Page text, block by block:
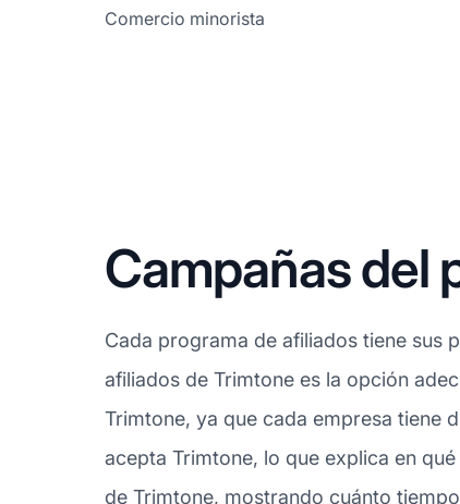
Comercio minorista
Campañas del
Cada programa de afiliados tiene sus
afiliados de Trimtone es la opción
Trimtone, ya que cada empresa tiene
acepta Trimtone, lo que explica en
de Trimtone, mostrando cuánto